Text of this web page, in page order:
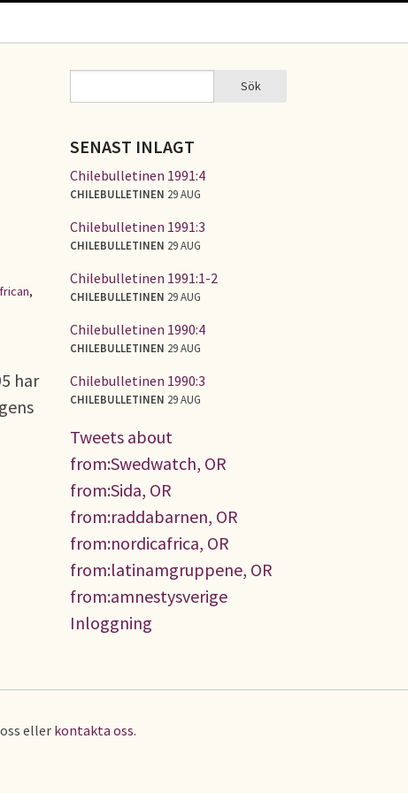
,
har
SÖKFORMULÄR Sök
SENAST INLAGT
Chilebulletinen 1991:4
CHILEBULLETINEN 29 AUG
Chilebulletinen 1991:3
CHILEBULLETINEN 29 AUG
Chilebulletinen 1991:1-2
CHILEBULLETINEN 29 AUG
Chilebulletinen 1990:4
CHILEBULLETINEN 29 AUG
Chilebulletinen 1990:3
CHILEBULLETINEN 29 AUG
Tweets about
from:Swedwatch, OR
from:Sida, OR
from:raddabarnen, OR
from:nordicafrica, OR
from:latinamgruppene, OR
from:amnestysverige
Inloggning
ellerkontakta oss.